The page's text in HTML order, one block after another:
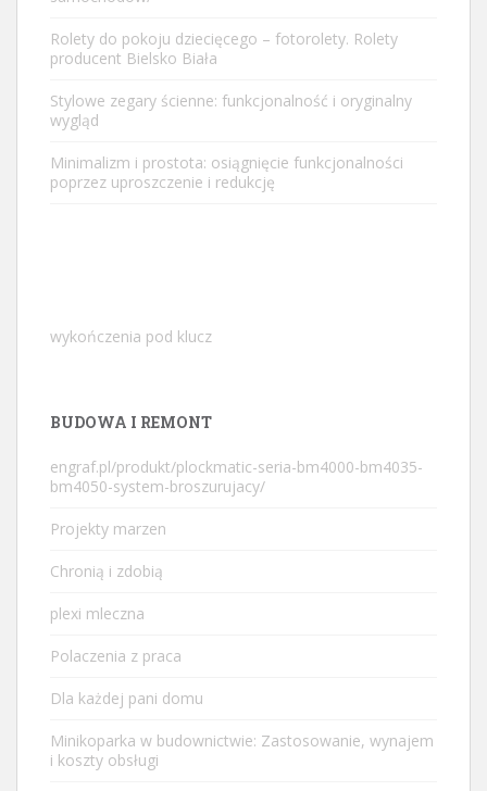
Rolety do pokoju dziecięcego – fotorolety. Rolety
producent Bielsko Biała
Stylowe zegary ścienne: funkcjonalność i oryginalny
wygląd
Minimalizm i prostota: osiągnięcie funkcjonalności
poprzez uproszczenie i redukcję
wykończenia pod klucz
BUDOWA I REMONT
engraf.pl/produkt/plockmatic-seria-bm4000-bm4035-
bm4050-system-broszurujacy/
Projekty marzen
Chronią i zdobią
plexi mleczna
Polaczenia z praca
Dla każdej pani domu
Minikoparka w budownictwie: Zastosowanie, wynajem
i koszty obsługi